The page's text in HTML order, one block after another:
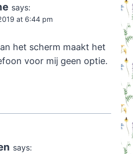
says:
at 6:44 pm
het scherm maakt het
voor mij geen optie.
says: